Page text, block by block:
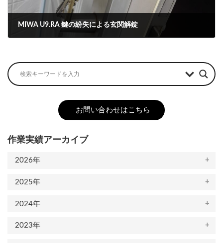
MIWA U9.RA 鍵の紛失による玄関解錠
お問い合わせはこちら
作業実績アーカイブ
2026年
2025年
2024年
2023年